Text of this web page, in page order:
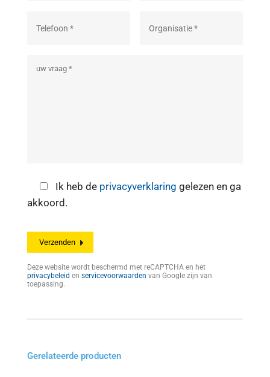
Ik heb de privacyverklaring gelezen en ga
akkoord.
Deze website wordt beschermd met reCAPTCHA en het
privacybeleid en servicevoorwaarden van Google zijn van
toepassing.
Gerelateerde producten